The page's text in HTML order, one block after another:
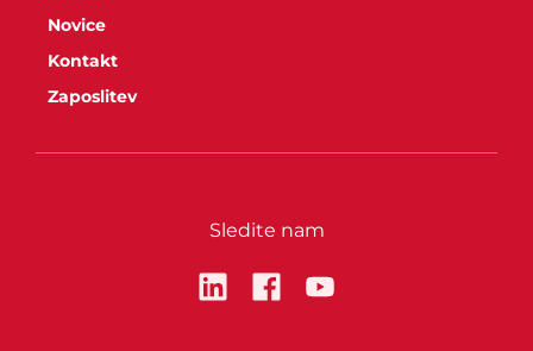
Novice
Kontakt
Zaposlitev
Sledite nam